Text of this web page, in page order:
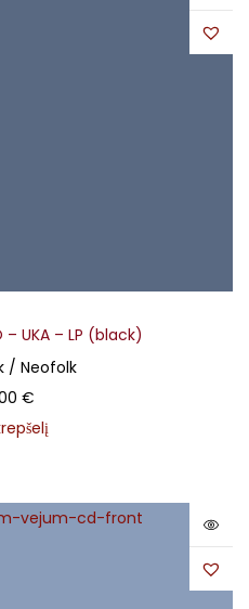
– UKA – LP (black)
/ Neofolk
€